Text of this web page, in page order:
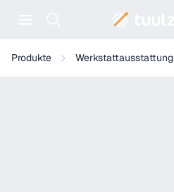
Produkte Werkstattausstattung
Munk Außenschuh für Querrohr